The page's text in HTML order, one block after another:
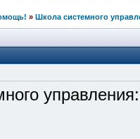
» Школа системного